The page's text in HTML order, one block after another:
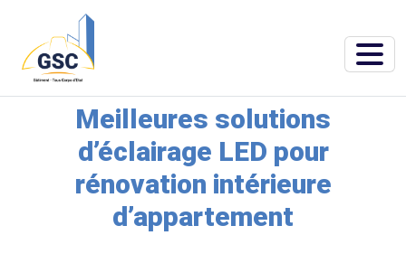
Blog»Meilleures solutions d’éclairage LED pour rénovation
intérieure d’appartement
Meilleures solutions
d’éclairage LED pour
rénovation intérieure
d’appartement